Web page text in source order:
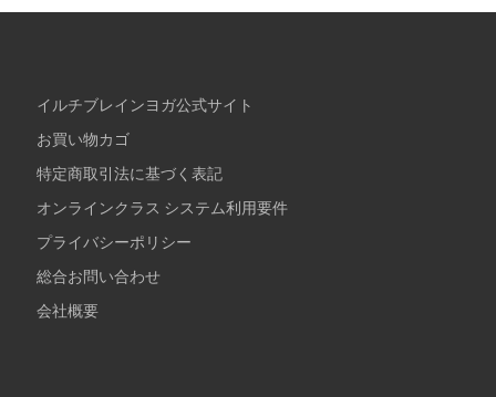
イルチブレインヨガ公式サイト
お買い物カゴ
特定商取引法に基づく表記
オンラインクラス システム利用要件
プライバシーポリシー
総合お問い合わせ
会社概要